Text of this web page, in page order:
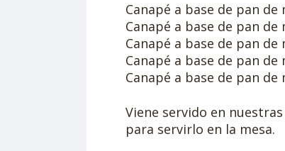
Canapé a base de pan
Canapé a base de pan
Canapé a base de pan
Canapé a base de pan
Canapé a base de pan
Viene servido en
para servirlo en la mesa.